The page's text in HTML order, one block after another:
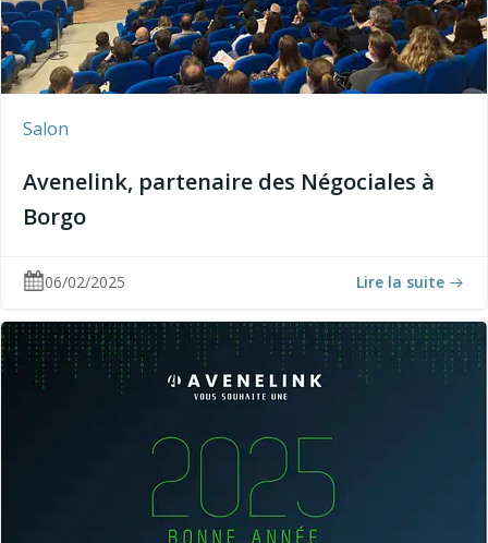
Salon
Avenelink, partenaire des Négociales à
Borgo
06/02/2025 Lire la suite